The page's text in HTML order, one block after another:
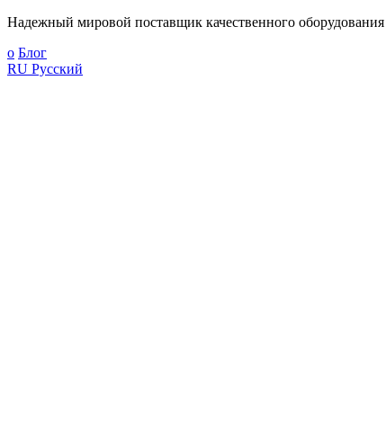
Надежный мировой поставщик качественного
о Блог
RU Русский